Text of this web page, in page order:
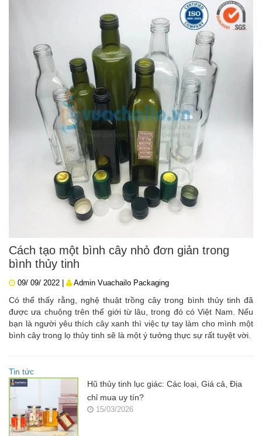
Cách tạo một bình cây nhỏ đơn giản trong
bình thủy tinh
09/ 09/ 2022 | Admin Vuachailo Packaging
Có thể thấy rằng, nghệ thuật trồng cây trong bình thủy tinh đã
được ưa chuộng trên thế giới từ lâu, trong đó có Việt Nam. Nếu
bạn là người yêu thích cây xanh thì việc tự tay làm cho mình một
bình cây trong lọ thủy tinh sẽ là một ý tưởng thực sự rất tuyệt vời.
Tin tức
Hũ thủy tinh lục giác: Các loại, Giá cả, Địa
chỉ mua uy tín?
15/03/2026